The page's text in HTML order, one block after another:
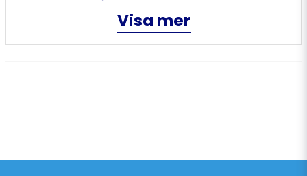
stabiliseringsmedel (gellangum), mineral
(kalciumlaktat), färgämne (rödkålsextrakt,
Visa mer